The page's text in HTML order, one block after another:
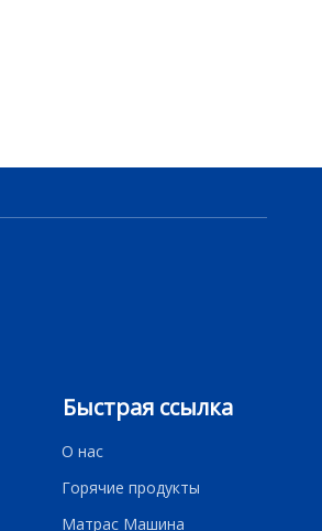
Быстрая ссылка
О нас
Горячие продукты
Матрас Машина